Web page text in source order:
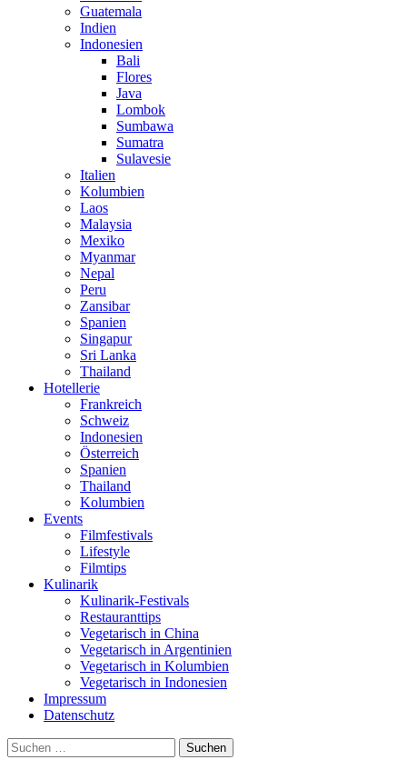
Guatemala
Indien
Indonesien
Bali
Flores
Java
Lombok
Sumbawa
Sumatra
Sulavesie
Italien
Kolumbien
Laos
Malaysia
Mexiko
Myanmar
Nepal
Peru
Zansibar
Spanien
Singapur
Sri Lanka
Thailand
Hotellerie
Frankreich
Schweiz
Indonesien
Österreich
Spanien
Thailand
Kolumbien
Events
Filmfestivals
Lifestyle
Filmtips
Kulinarik
Kulinarik-Festivals
Restauranttips
Vegetarisch in China
Vegetarisch in Argentinien
Vegetarisch in Kolumbien
Vegetarisch in Indonesien
Impressum
Datenschutz
Suchen
nach: